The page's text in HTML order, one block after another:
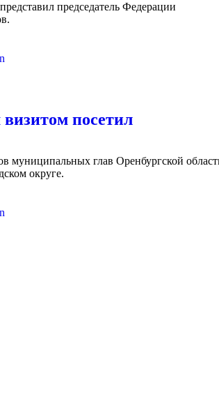
председатель Федерации
посетил
муниципальных глав Оренбургской
округе.